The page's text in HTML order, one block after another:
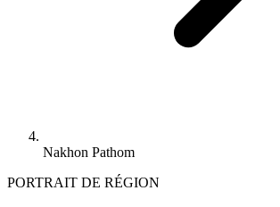
Nakhon Pathom
PORTRAIT DE RÉGION